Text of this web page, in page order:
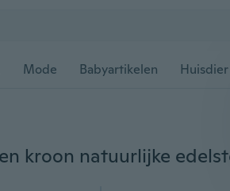
Mode Babyartikelen